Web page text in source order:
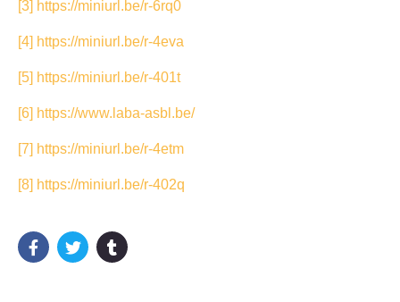
[3] https://miniurl.be/r-6rq0
[4] https://miniurl.be/r-4eva
[5] https://miniurl.be/r-401t
[6] https://www.laba-asbl.be/
[7] https://miniurl.be/r-4etm
[8] https://miniurl.be/r-402q